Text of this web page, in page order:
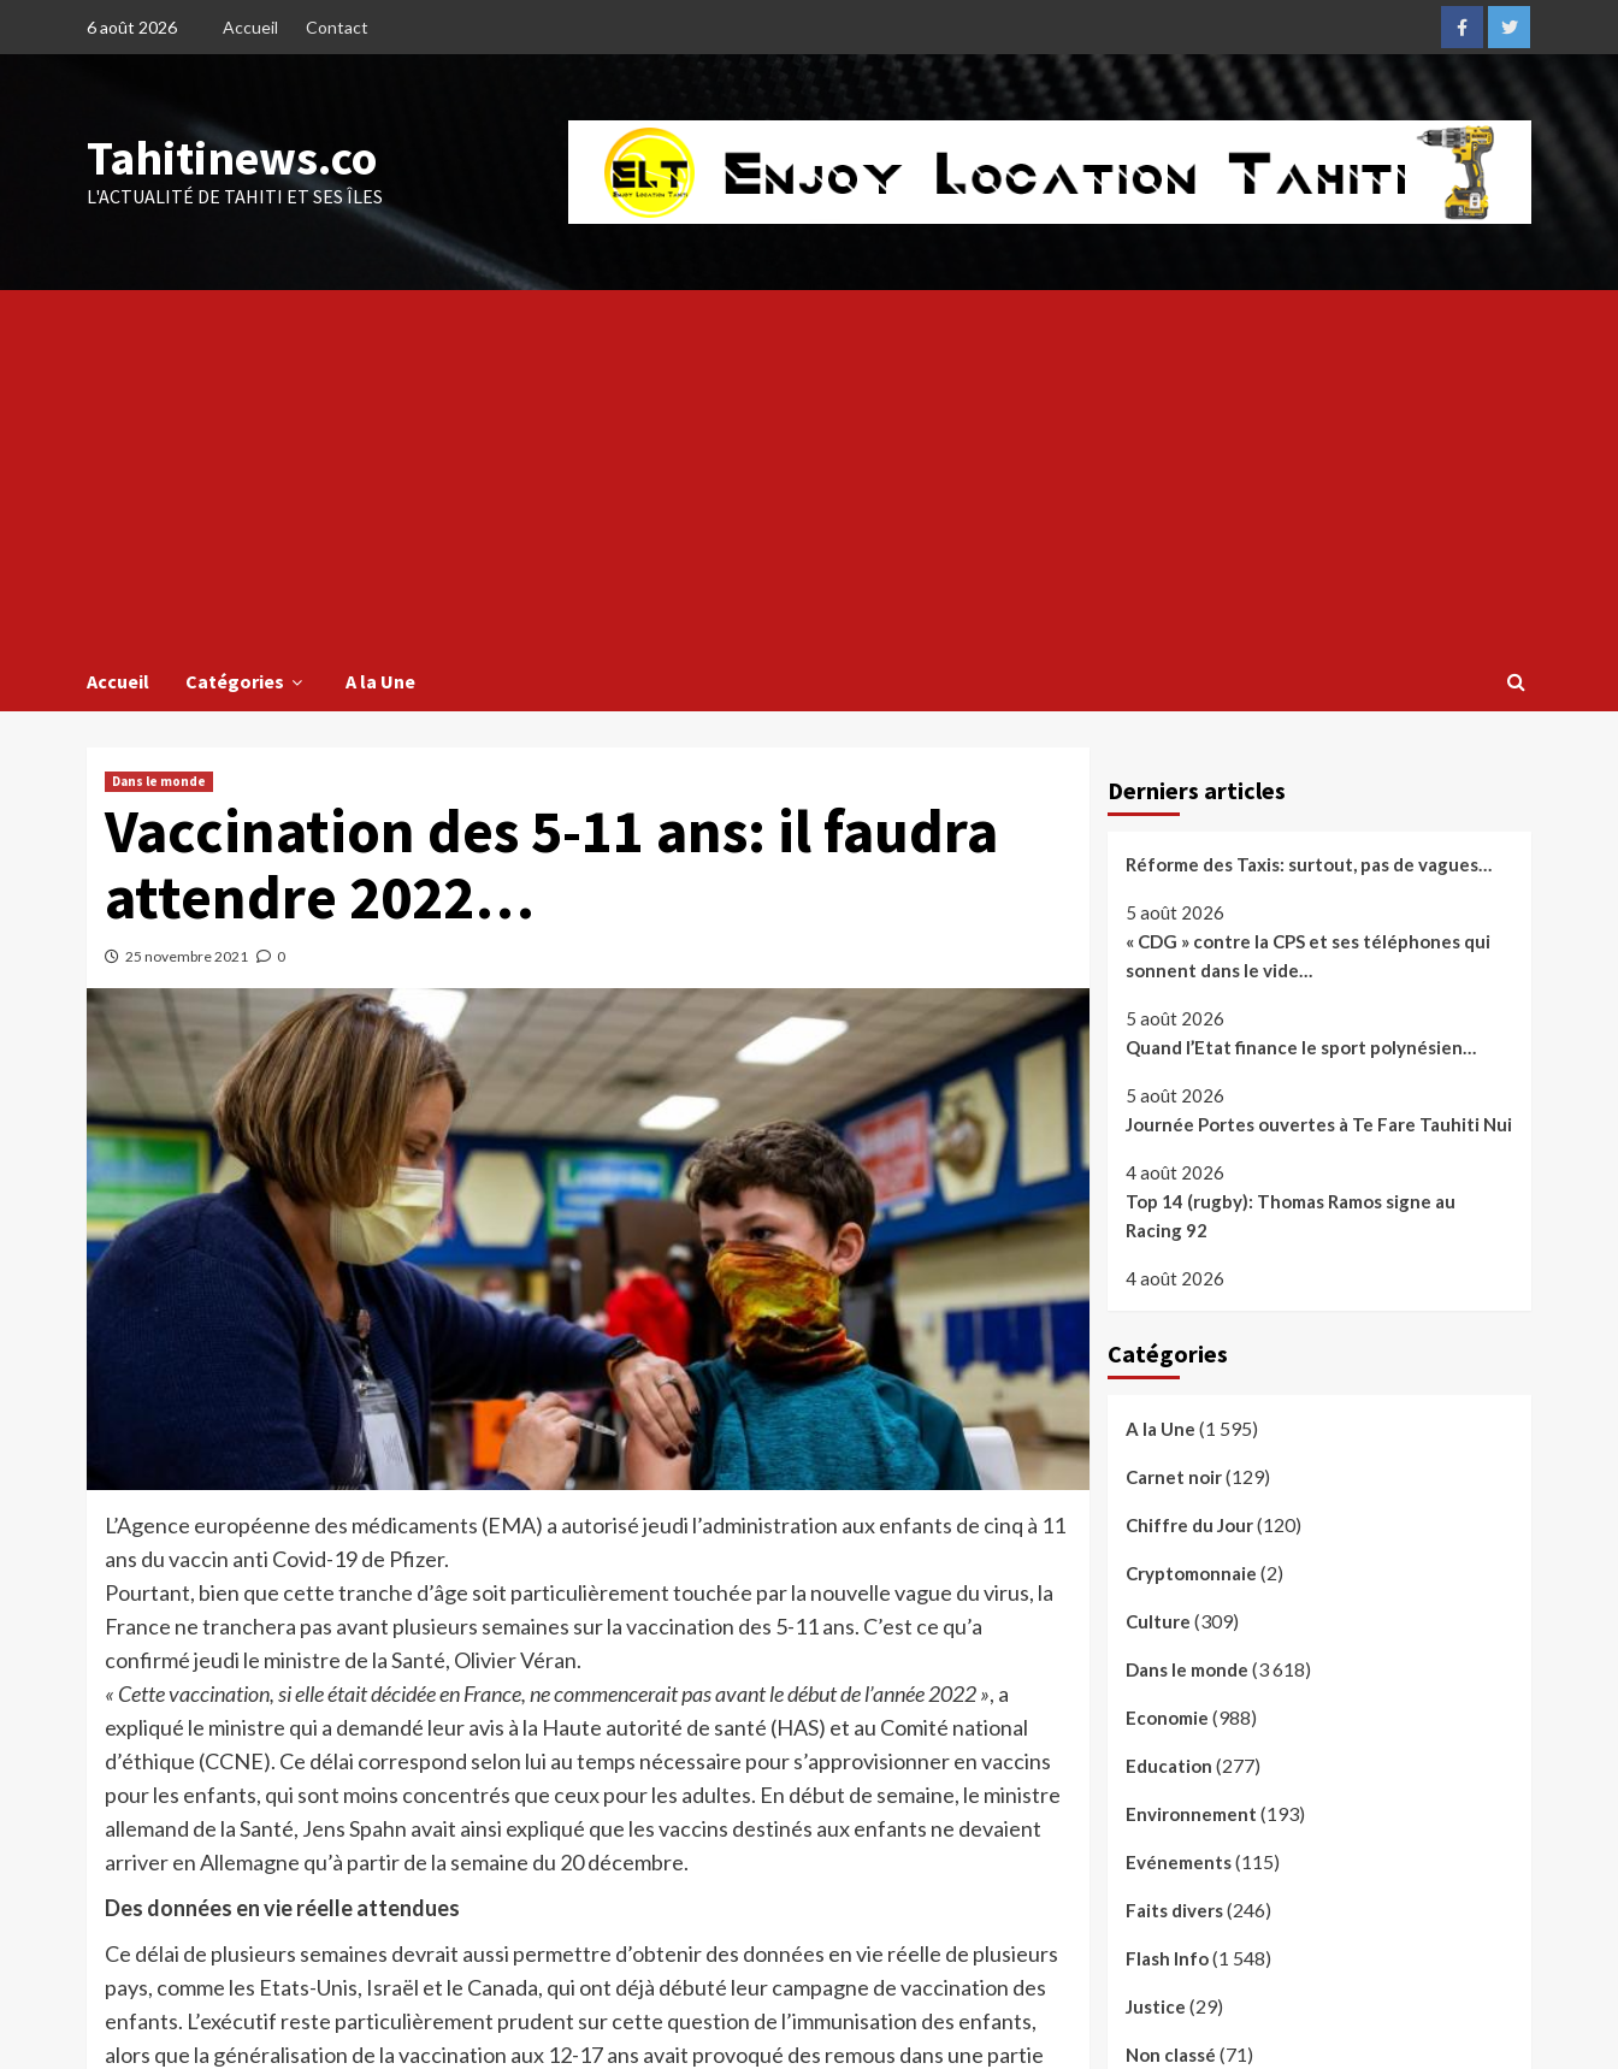
6 août 2026 Accueil Contact
FacebookTwitter
Tahitinews.co
L'ACTUALITÉ DE TAHITI ET SES ÎLES
Accueil Catégories A la Une
Dans le monde
Vaccination des 5-11 ans: il faudra
attendre 2022…
25 novembre 2021 0
L’Agence européenne des médicaments (EMA) a autorisé jeudi l’administration aux enfants de cinq à 11
ans du vaccin anti Covid-19 de Pfizer.
Pourtant, bien que cette tranche d’âge soit particulièrement touchée par la nouvelle vague du virus, la
France ne tranchera pas avant plusieurs semaines sur la vaccination des 5-11 ans. C’est ce qu’a
confirmé jeudi le ministre de la Santé, Olivier Véran.
« Cette vaccination, si elle était décidée en France, ne commencerait pas avant le début de l’année 2022 », a
expliqué le ministre qui a demandé leur avis à la Haute autorité de santé (HAS) et au Comité national
d’éthique (CCNE). Ce délai correspond selon lui au temps nécessaire pour s’approvisionner en vaccins
pour les enfants, qui sont moins concentrés que ceux pour les adultes. En début de semaine, le ministre
allemand de la Santé, Jens Spahn avait ainsi expliqué que les vaccins destinés aux enfants ne devaient
arriver en Allemagne qu’à partir de la semaine du 20 décembre.
Des données en vie réelle attendues
Ce délai de plusieurs semaines devrait aussi permettre d’obtenir des données en vie réelle de plusieurs
pays, comme les Etats-Unis, Israël et le Canada, qui ont déjà débuté leur campagne de vaccination des
enfants. L’exécutif reste particulièrement prudent sur cette question de l’immunisation des enfants,
alors que la généralisation de la vaccination aux 12-17 ans avait provoqué des remous dans une partie
Derniers articles
Réforme des Taxis: surtout, pas de vagues…
5 août 2026
« CDG » contre la CPS et ses téléphones qui
sonnent dans le vide…
5 août 2026
Quand l’Etat finance le sport polynésien…
5 août 2026
Journée Portes ouvertes à Te Fare Tauhiti Nui
4 août 2026
Top 14 (rugby): Thomas Ramos signe au
Racing 92
4 août 2026
Catégories
A la Une (1 595)
Carnet noir(129)
Chiffre du Jour(120)
Cryptomonnaie (2)
Culture (309)
Dans le monde (3 618)
Economie (988)
Education (277)
Environnement (193)
Evénements(115)
Faits divers(246)
Flash Info(1 548)
Justice (29)
Non classé (71)